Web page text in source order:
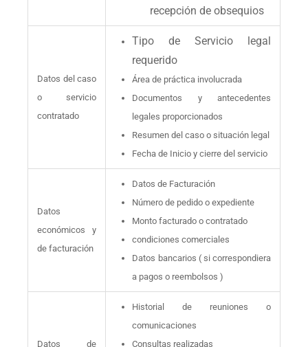
recepción de obsequios
Datos del caso
o servicio
contratado
Tipo de Servicio legal
requerido
Área de práctica involucrada
Documentos y antecedentes
legales proporcionados
Resumen del caso o situación legal
Fecha de Inicio y cierre del servicio
Datos
económicos y
de facturación
Datos de Facturación
Número de pedido o expediente
Monto facturado o contratado
condiciones comerciales
Datos bancarios ( si correspondiera
a pagos o reembolsos )
Datos de
Historial de reuniones o
comunicaciones
Consultas realizadas